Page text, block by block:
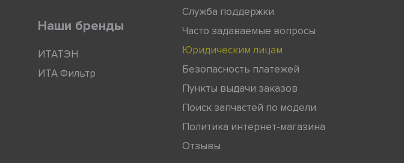
Наши бренды
ИТАТЭН
ИТА Фильтр
Служба поддержки
Часто задаваемые вопросы
Юридическим лицам
Безопасность платежей
Пункты выдачи заказов
Поиск запчастей по модели
Политика интернет-магазина
Отзывы